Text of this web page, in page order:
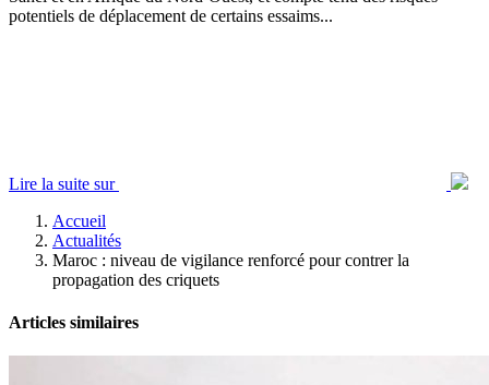
potentiels de déplacement de certains essaims...
Lire la suite sur
Accueil
Actualités
Maroc : niveau de vigilance renforcé pour contrer la
propagation des criquets
Articles similaires